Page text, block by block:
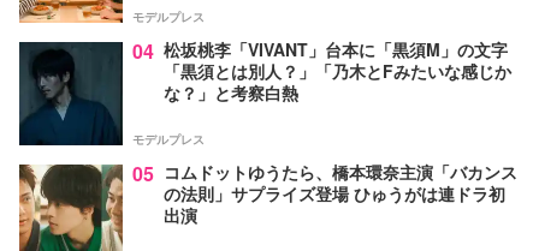
モデルプレス
04 松坂桃李「VIVANT」台本に「黒須M」の文字
「黒須とは別人？」「乃木とFみたいな感じか
な？」と考察白熱
モデルプレス
05 コムドットゆうたら、橋本環奈主演「バカンス
の法則」サプライズ登場 ひゅうがは連ドラ初
出演